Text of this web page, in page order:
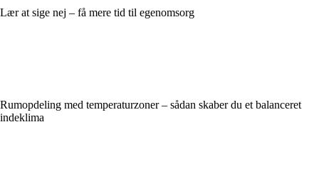
Lær at sige nej – få mere tid til egenomsorg
Rumopdeling med temperaturzoner – sådan skaber du et balanceret
indeklima